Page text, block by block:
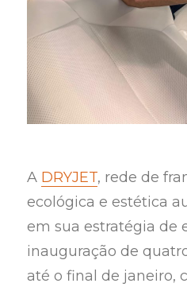
A DRYJET, rede de
ecológica e estética
em sua estratégia de
inauguração de
até o final de janeiro,